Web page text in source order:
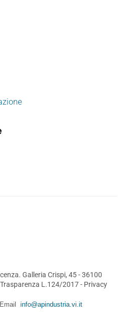
Galleria Crispi, 45 - 36100
Trasparenza L.124/2017- Privacy
info@apindustria.vi.it